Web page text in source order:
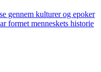
gennem kulturer og epoker
formet menneskets historie